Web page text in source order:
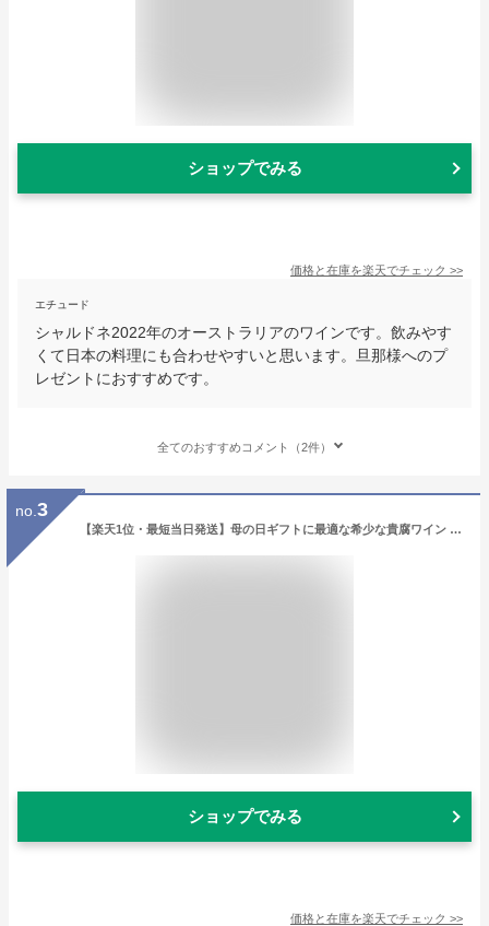
ショップでみる
価格と在庫を楽天でチェック >>
エチュード
シャルドネ2022年のオーストラリアのワインです。飲みやす
くて日本の料理にも合わせやすいと思います。旦那様へのプ
レゼントにおすすめです。
全てのおすすめコメント（2件）
no. 3
【楽天1位・最短当日発送】母の日ギフトに最適な希少な貴腐ワイン ■ ノーブルワイン 貴腐ワイン 10.5％ 極甘口 ライトボディ オーストラリアワイン 375ml ボトル単品
ショップでみる
価格と在庫を楽天でチェック >>